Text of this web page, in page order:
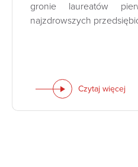
gronie laureatów
najzdrowszych
Czytaj więcej